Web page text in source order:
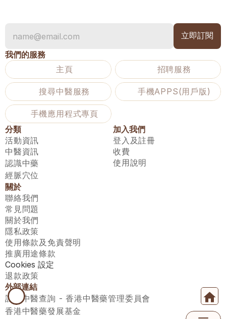
我們的服務
主頁
招聘服務
搜尋中醫服務 手機APPS(用戶版)
手機應用程式專頁
分類
活動資訊
中醫資訊
認識中藥
經脈穴位
加入我們
登入及註冊
收費
使用說明
關於
聯絡我們
常見問題
關於我們
隱私政策
使用條款及免責聲明
推廣用途條款
Cookies 設定
退款政策
外部連結
註冊中醫查詢 - 香港中醫藥管理委員會
香港中醫藥發展基金